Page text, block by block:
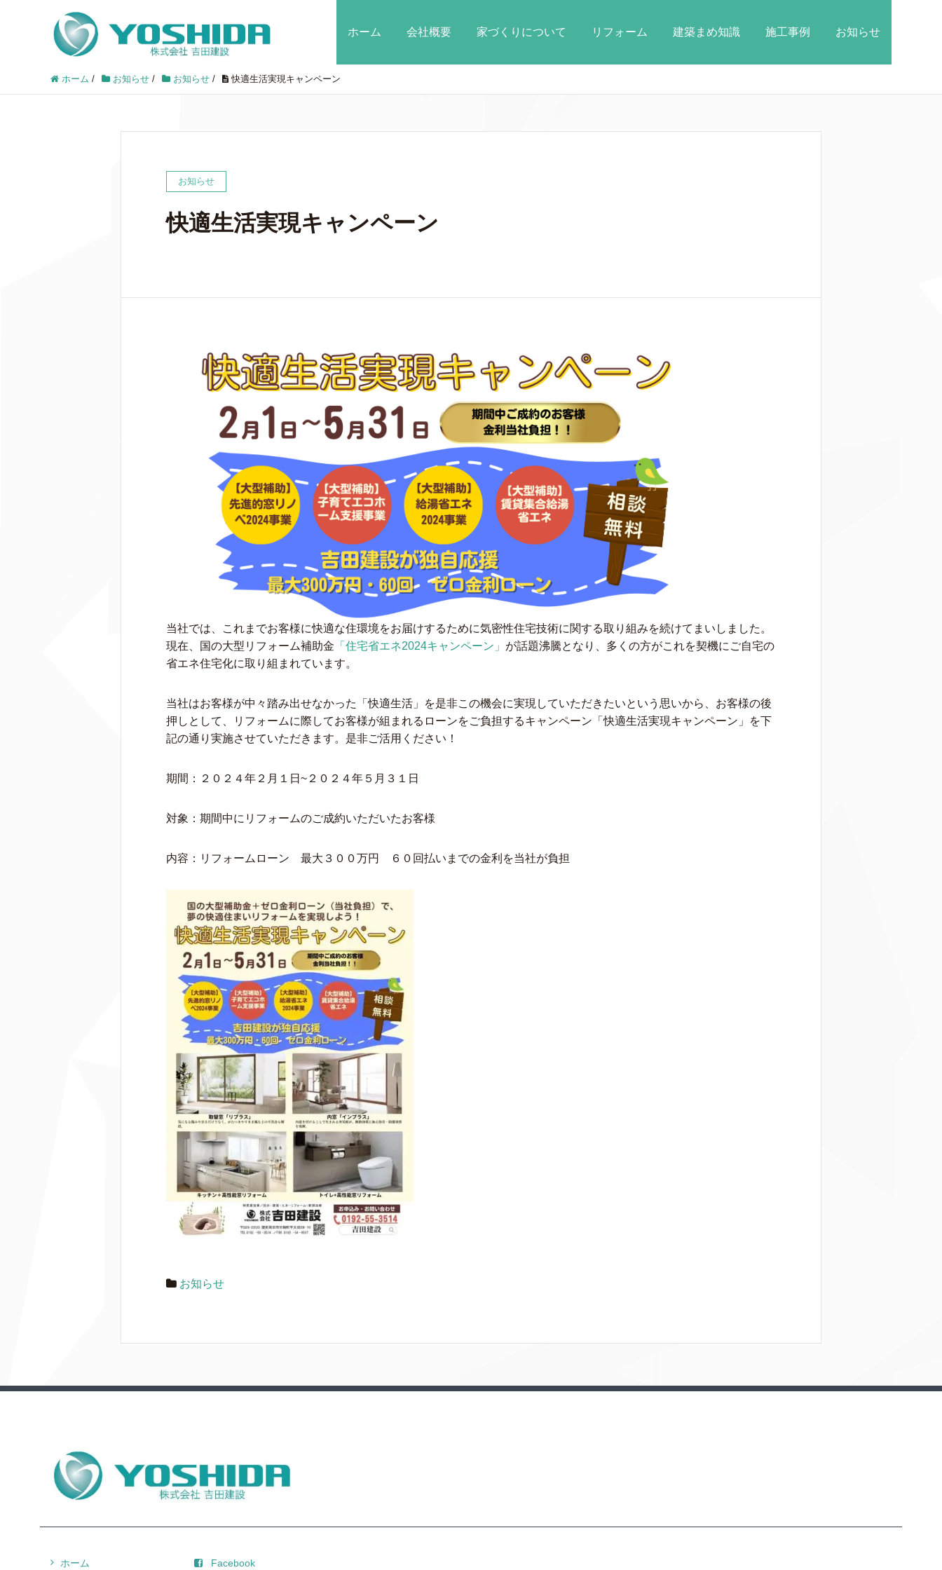
ホーム 会社概要 家づくりについて リフォーム 建築まめ知識 施工事例 お知らせ
ホーム / お知らせ / お知らせ / 快適生活実現キャンペーン
お知らせ
快適生活実現キャンペーン
当社では、これまでお客様に快適な住環境をお届けするために気密性住宅技術に関する取り組みを続けてまいしました。
現在、国の大型リフォーム補助金 「住宅省エネ2024キャンペーン」 が話題沸騰となり、多くの方がこれを契機にご自宅の
省エネ住宅化に取り組まれています。
当社はお客様が中々踏み出せなかった「快適生活」を是非この機会に実現していただきたいという思いから、お客様の後
押しとして、リフォームに際してお客様が組まれるローンをご負担するキャンペーン「快適生活実現キャンペーン」を下
記の通り実施させていただきます。是非ご活用ください！
期間：２０２４年２月１日~２０２４年５月３１日
対象：期間中にリフォームのご成約いただいたお客様
内容：リフォームローン 最大３００万円 ６０回払いまでの金利を当社が負担
お知らせ
ホーム Facebook